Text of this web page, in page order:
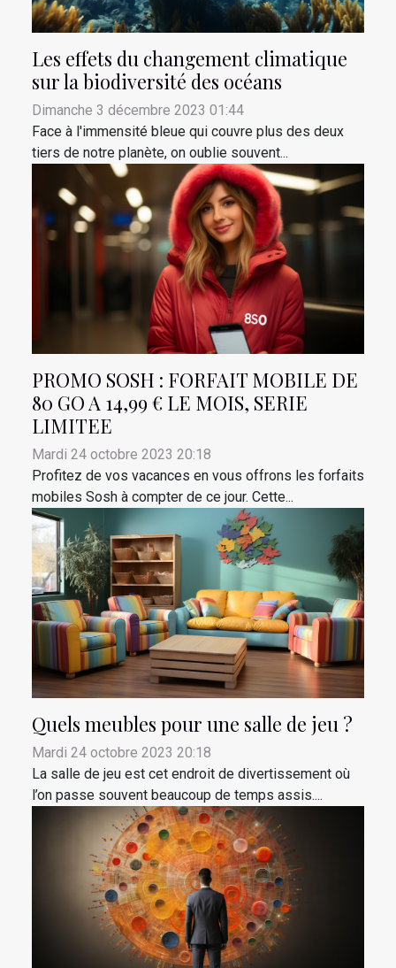
Les effets du changement climatique
sur la biodiversité des océans
Dimanche 3 décembre 2023 01:44
Face à l'immensité bleue qui couvre plus des deux
tiers de notre planète, on oublie souvent...
PROMO SOSH : FORFAIT MOBILE DE
80 GO A 14,99 € LE MOIS, SERIE
LIMITEE
Mardi 24 octobre 2023 20:18
Profitez de vos vacances en vous offrons les forfaits
mobiles Sosh à compter de ce jour. Cette...
Quels meubles pour une salle de jeu ?
Mardi 24 octobre 2023 20:18
La salle de jeu est cet endroit de divertissement où
l’on passe souvent beaucoup de temps assis....